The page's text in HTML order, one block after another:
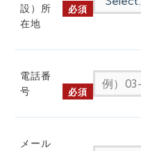
設）所
在地
必須
電話番
号
必須
メール